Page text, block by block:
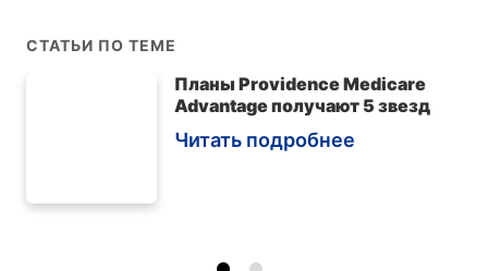
СТАТЬИ ПО ТЕМЕ
Планы Providence Medicare
Advantage получают 5 звезд
Читать подробнее